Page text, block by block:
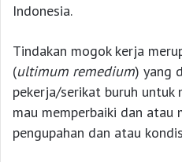
Indonesia.
Tindakan mogok kerja
(ultimum remedium) yang
pekerja/serikat buruh untuk
mau memperbaiki dan atau
pengupahan dan atau